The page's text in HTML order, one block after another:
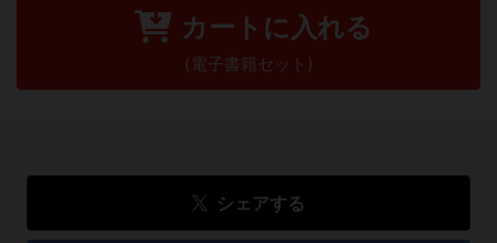
カートに入れる
(電子書籍セット)
シェアする